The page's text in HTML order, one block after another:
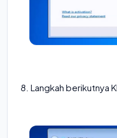
8. Langkah berikutnya